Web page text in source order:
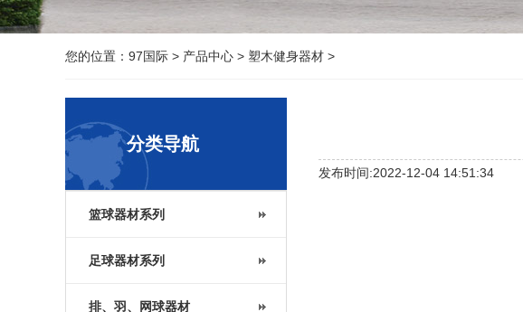
您的位置： 97国际 > 产品中心 > 塑木健身器材 >
分类导航
篮球器材系列
足球器材系列
排、羽、网球器材
发布时间:2022-12-04 14:51:34